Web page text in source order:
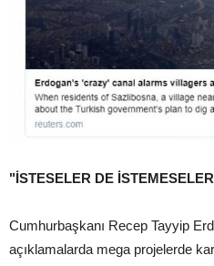
"İSTESELER DE
Cumhurbaşkanı Recep Tayyip
açıklamalarda mega projelerde